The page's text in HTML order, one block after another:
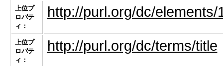
上位プ
ロパテ
ィ：
http://purl.org/dc/elements/
上位プ
ロパテ
ィ：
http://purl.org/dc/terms/title